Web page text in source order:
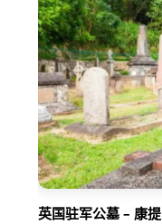
英国驻军公墓 – 康提